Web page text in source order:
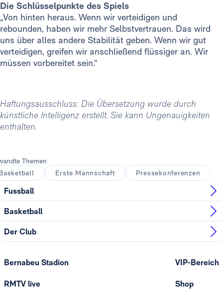
Die Schlüsselpunkte des Spiels
„Von hinten heraus. Wenn wir verteidigen und
rebounden, haben wir mehr Selbstvertrauen. Das wird
uns über alles andere Stabilität geben. Wenn wir gut
verteidigen, greifen wir anschließend flüssiger an. Wir
müssen vorbereitet sein.“
Haftungsausschluss: Die Übersetzung wurde durch
künstliche Intelligenz erstellt. Sie kann Ungenauigkeiten
enthalten.
Themen
Erste Mannschaft Pressekonferenzen
Fussball
Basketball
Der Club
Bernabeu Stadion
RMTV live
VIP-Bereich
Shop